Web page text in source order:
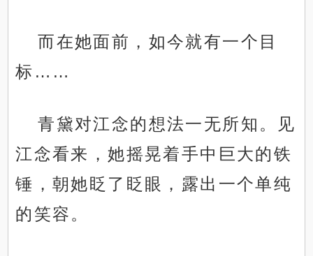
而在她面前，如今就有一个目
标……
青黛对江念的想法一无所知。见
江念看来，她摇晃着手中巨大的铁
锤，朝她眨了眨眼，露出一个单纯
的笑容。